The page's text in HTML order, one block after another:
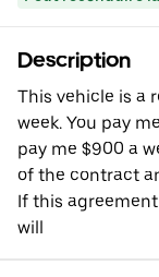
Description
This vehicle is a
week. You pay
pay me $900 a
of the contract
If this
will